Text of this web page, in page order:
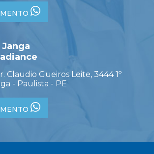
Claudio Gueiros Leite, 3444 1º
- Paulista - PE